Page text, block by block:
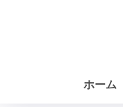
ホーム